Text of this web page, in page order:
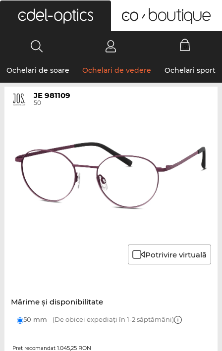
Ochelari de soare Ochelari de vedere Ochelari sport
JE 981109
50
Potrivire virtuală
Mărime şi disponibilitate
50 mm (De obicei expediați în 1-2 săptămâni)
Preţ recomandat 1.045,25 RON